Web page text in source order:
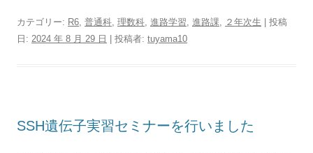
カテゴリー: R6, 普通科, 理数科, 進路学習, 進路課, ２年次生 | 投稿
日: 2024 年 8 月 29 日 投稿者: tuyama10
SSH遺伝子実習セミナーを行いました